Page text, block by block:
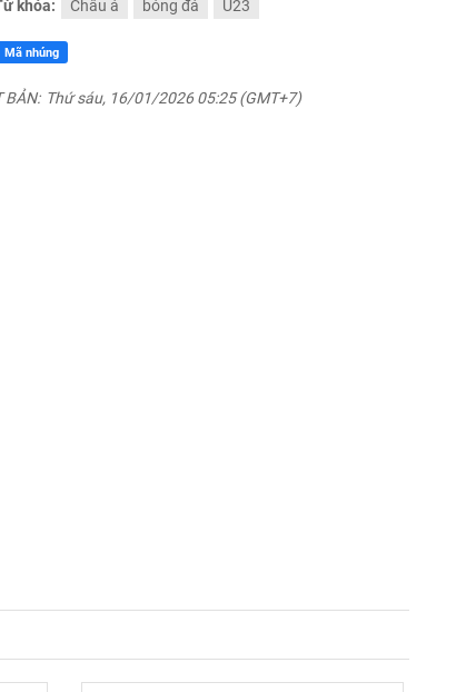
khóa: Châu á bóng đá U23
Mã nhúng
BẢN: Thứ sáu, 16/01/2026 05:25 (GMT+7)